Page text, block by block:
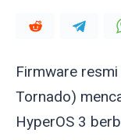
Firmware
Tornado)
HyperOS 3